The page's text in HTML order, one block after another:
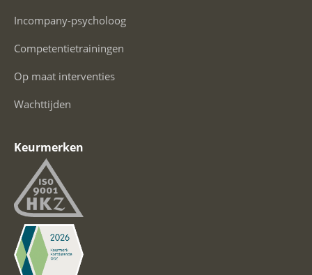
Incompany-psycholoog
Competentietrainingen
Op maat interventies
Wachttijden
Keurmerken